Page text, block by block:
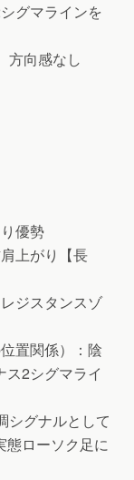
グマラインを
方向感なし
優勢
上がり【長
ジスタンスゾ
置関係）：陰
2シグマライ
シグナルとして
態ローソク足に